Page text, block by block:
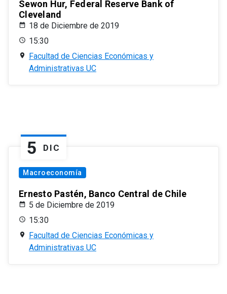
Sewon Hur, Federal Reserve Bank of
Cleveland
18 de Diciembre de 2019
15:30
Facultad de Ciencias Económicas y
Administrativas UC
5 DIC
Macroeconomía
Ernesto Pastén, Banco Central de Chile
5 de Diciembre de 2019
15:30
Facultad de Ciencias Económicas y
Administrativas UC